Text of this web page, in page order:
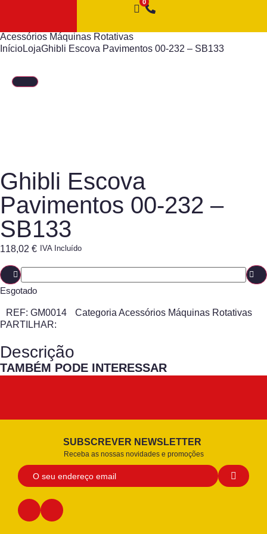
Acessórios Máquinas Rotativas
InícioLojaGhibli Escova Pavimentos 00-232 – SB133
Ghibli Escova
Pavimentos 00-232 –
SB133
118,02 € IVA Incluído
Esgotado
REF: GM0014 Categoria Acessórios Máquinas Rotativas
PARTILHAR:
Descrição
TAMBÉM PODE INTERESSAR
SUBSCREVER NEWSLETTER
Receba as nossas novidades e promoções